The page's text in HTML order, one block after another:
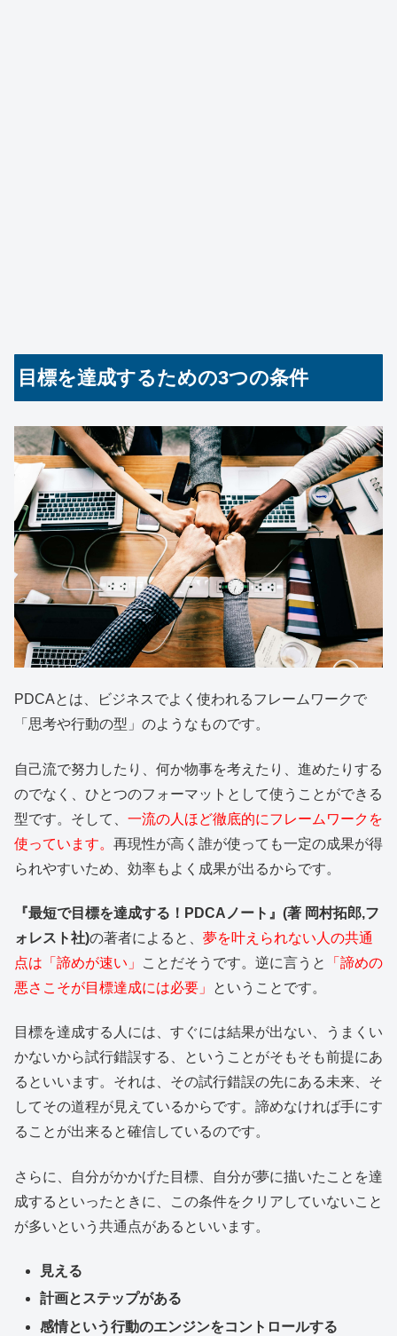
目標を達成するための3つの条件
PDCAとは、ビジネスでよく使われるフレームワークで
「思考や行動の型」のようなものです。
自己流で努力したり、何か物事を考えたり、進めたりする
のでなく、ひとつのフォーマットとして使うことができる
型です。そして、 一流の人ほど徹底的にフレームワークを
使っています。 再現性が高く誰が使っても一定の成果が得
られやすいため、効率もよく成果が出るからです。
『最短で目標を達成する！PDCAノート』(著 岡村拓郎,フ
ォレスト社)の著者によると、 夢を叶えられない人の共通
点は「諦めが速い」
ことだそうです。逆に言うと
「諦めの
悪さこそが目標達成には必要」
ということです。
目標を達成する人には、すぐには結果が出ない、うまくい
かないから試行錯誤する、ということがそもそも前提にあ
るといいます。それは、その試行錯誤の先にある未来、そ
してその道程が見えているからです。諦めなければ手にす
ることが出来ると確信しているのです。
さらに、自分がかかげた目標、自分が夢に描いたことを達
成するといったときに、この条件をクリアしていないこと
が多いという共通点があるといいます。
見える
計画とステップがある
感情という行動のエンジンをコントロールする